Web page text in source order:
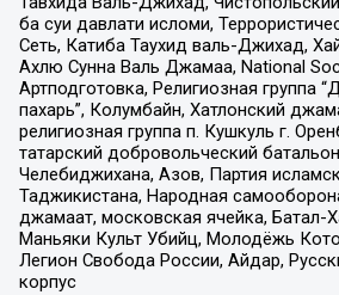
ба суи давлати исломи,
Сеть, Катиба Таухид валь-Джихад,
Ахлю Сунна Валь Джамаа, National
Артподготовка, Религиозная группа
пахарь”, Колумбайн, Хатлонский
религиозная группа п. Кушкуль г.
татарский добровольческий
Челебиджихана, Азов, Партия
Таджикистана, Народная
джамаат, московская ячейка, Батал-
Маньяки Культ Убийц, Молодёжь
Легион Свобода России, Айдар,
корпус